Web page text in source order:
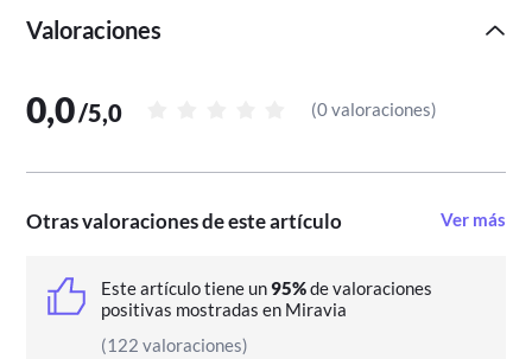
Valoraciones
0,0/5,0 (0 valoraciones)
Otras valoraciones de este artículo Ver más
Este artículo tiene un95%de valoraciones
positivas mostradas en Miravia
(122 valoraciones)